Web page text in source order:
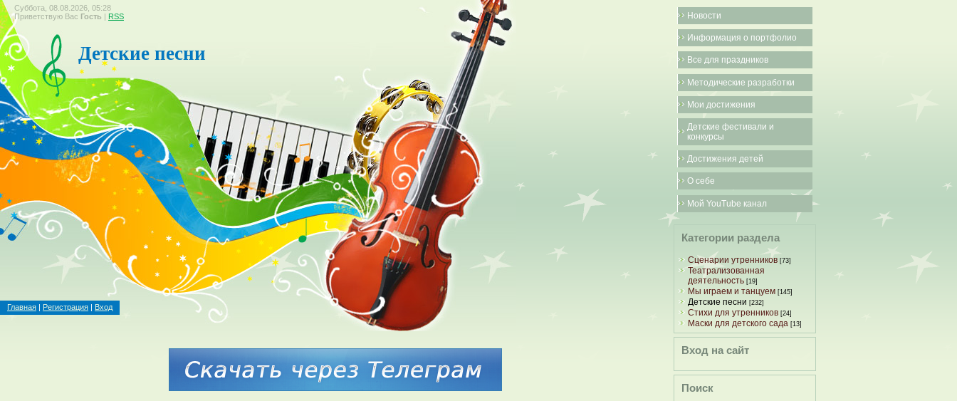
Суббота, 08.08.2026, 05:28
Приветствую Вас Гость | RSS
Детские песни
Главная | Регистрация | Вход
Новости
Информация о портфолио
Все для праздников
Методические разработки
Мои достижения
Детские фестивали и
конкурсы
Достижения детей
О себе
Мой YouTube канал
Категории раздела
Сценарии утренников [73]
Театрализованная
деятельность [19]
Мы играем и танцуем [145]
Детские песни [232]
Стихи для утренников [24]
Маски для детского сада [13]
Вход на сайт
Поиск